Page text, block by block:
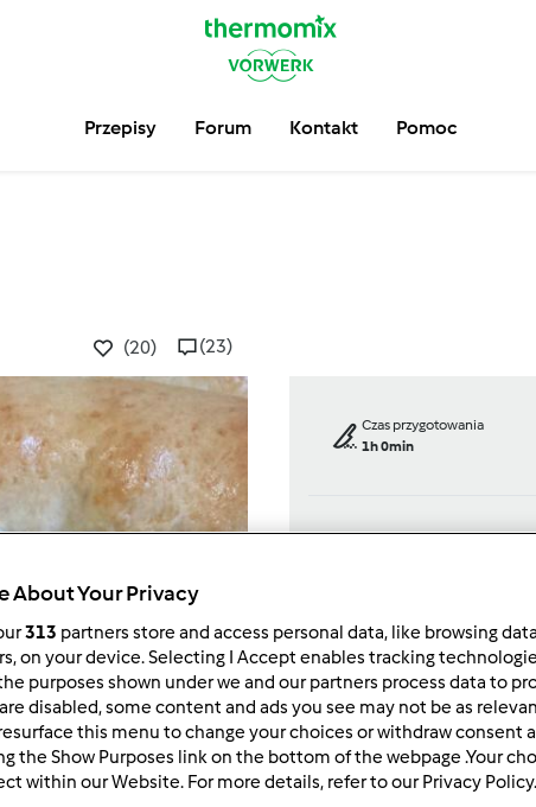
Przepisy Forum Kontakt Pomoc
(20) (23)
Czas przygotowania
1h 0min
porcja/porcje/porcji
20 porcja/porcje/porcji
Poziom
About Your Privacy
313 partners store and access personal data, like browsing
on your device. Selecting I Accept enables tracking
purposes shown under we and our partners process data to
disabled, some content and ads you see may not be as
this menu to change your choices or withdraw consent
the Show Purposes link on the bottom of the webpage .Your
within our Website. For more details, refer to our Privacy Policy.